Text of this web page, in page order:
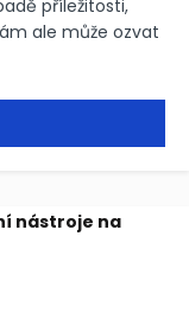
příležitosti,
ale může ozvat
nástroje na